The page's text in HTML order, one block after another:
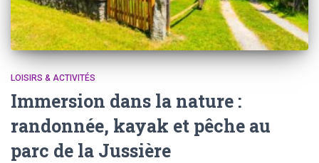
LOISIRS & ACTIVITÉS
Immersion dans la nature :
randonnée, kayak et pêche au
parc de la Jussière